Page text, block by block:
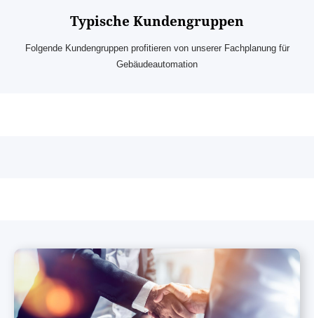
Typische Kundengruppen
Folgende Kundengruppen profitieren von unserer Fachplanung für
Gebäudeautomation